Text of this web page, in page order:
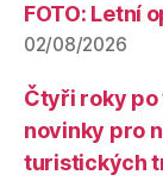
FOTO: Letní
02/08/2026
Čtyři roky po
novinky pro
turistických